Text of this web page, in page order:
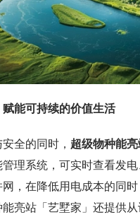
赋能可持续的价值生活
全的同时， 超级物种能亮
理系统，可实时查看发
，在降低用电成本的同
能亮站「艺墅家」还提供